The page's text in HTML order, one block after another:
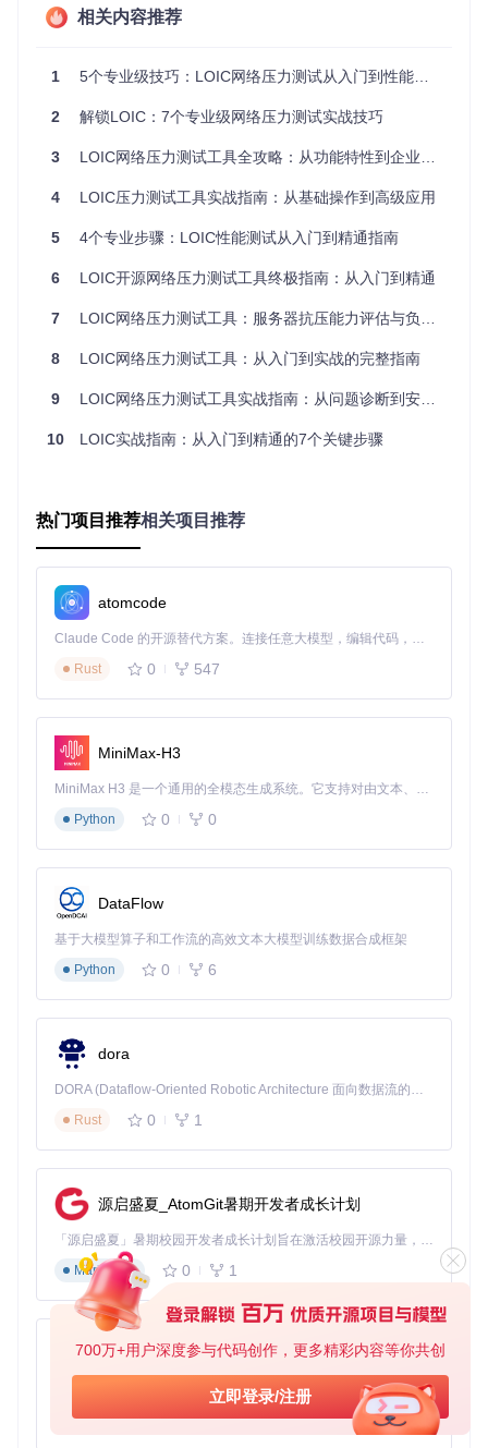
700万+用户深度参与代码创作，更多精彩内容等你共创
立即登录/注册
Hivemind功能允许将多个LOIC客户端连接到IRC服务器，实现
远程集中控制。这种分布式架构可以将测试压力分散到多台设
统一管理和协调。
目标管理模块：灵活定位测试对象
65535）和超时控制。目标管理系统还包含DNS缓存机制，可
内置实时监控面板，显示当前连接状态、请求成功率、网络流
量和系统资源使用情况。通过直观的图表展示，用户可以实时
掌握测试进展和系统响应状况，及时调整测试参数。
应用测试到企业级服务器的负载能力评估，都能提供可靠的测
能承受正常流量3-5倍的访问压力。
配置步骤：
启动LOIC并切换到HTTP模式
输入目标URL和测试端口（通常为80或443）
设置并发线程数为50（根据服务器配置调整）
配置请求间隔时间为100ms
设置测试持续时间为10分钟
注意事项
测试前需确认已获得目标服务器的测试授权
应用场景
：企业防火墙在遭受DDoS攻击时的防护能力评估，
验证其流量过滤和连接限制功能。
配置步骤：
配置数据包大小为1024字节
设置并发线程数为30
启用随机源IP功能模拟分布式攻击
# 命令行模式启动UDP压力测试
注意事项 ：
确保测试环境与生产环境隔离
提前通知网络管理员，避免触发真实的安全防护机制
测试后需检查防火墙日志，分析防护效果
场景三：API服务接口稳定性测试
：验证RESTful API在高并发请求下的响应时间和错
误率，确保服务质量符合SLA要求。
相关内容推荐
1 5个专业级技巧：LOIC网络压力测试从入门到性能诊断
2 解锁LOIC：7个专业级网络压力测试实战技巧
3 LOIC网络压力测试工具全攻略：从功能特性到企业级性能评估实践
4 LOIC压力测试工具实战指南：从基础操作到高级应用
5 4个专业步骤：LOIC性能测试从入门到精通指南
6 LOIC开源网络压力测试工具终极指南：从入门到精通
7 LOIC网络压力测试工具：服务器抗压能力评估与负载测试实战指南
8 LOIC网络压力测试工具：从入门到实战的完整指南
9 LOIC网络压力测试工具实战指南：从问题诊断到安全测试的完整路径
10 LOIC实战指南：从入门到精通的7个关键步骤
热门项目推荐相关项目推荐
atomcode
Claude Code 的开源替代方案。连接任意大模型，编辑代码，运行命令，自动验证 — 全自动执行。用 Rust 构建，极致性能。 ｜ An open-source alternative to Claude Code. Connect any LLM, edit code, run commands, and verify changes — autonomously. Built in Rust for speed. Get Started
Rust
0 547
MiniMax-H3
MiniMax H3 是一个通用的全模态生成系统。它支持对由文本、图像、视频和音频组成的多模态上下文进行统一理解，并能生成分辨率高达 2K、时长可达 15 秒的带原生立体声音频的视频。得益于面向任务泛化的系统设计，H3 在预训练阶段就已具备广泛的多模态上下文理解与生成能力，能够出色地执行复杂的多模态指令。
Python
0 0
DataFlow
基于大模型算子和工作流的高效文本大模型训练数据合成框架
Python
0 6
dora
DORA (Dataflow-Oriented Robotic Architecture 面向数据流的机器人架构) 是为 AI 与具身智能机器人打造的高性能开发框架，以数据流范式重构开发逻辑，原生支持分布式部署与端边云协同 —— 无需复杂适配，即可实现一体端到端具身大小脑、VLA等模型部署，无缝衔接感知、推理、控制全链路，让 AI 能力与机器人动作深度融合。 依托 Rust 内核与零拷贝通信技术，它将具身大小脑、VLA等模型推理、多模态数据融合延迟压缩至微秒级，同时兼容 ROS2 生态与国产 AI 芯片，彻底降低具身智能机器人的开发门槛，让分布式部署下的 AI 赋能创新更高效、更灵活。
Rust
0 1
源启盛夏_AtomGit暑期开发者成长计划
「源启盛夏」暑期校园开发者成长计划旨在激活校园开源力量，通过积分激励、认证扶持、资源倾斜等形式，引导高校组织和开发者完成「入驻 — 建项目 — 做贡献 — 获认证 — 得资源」的完整闭环。无论你是想带领社团入驻平台的组织者，还是希望用代码贡献证明自己的开发者，都能在这里找到属于你的成长路径。
Markdown
0 1
py-xiaozhi
基于Python的Xiaozhi AI，适用于想要完整Xiaozhi体验而无需拥有专用硬件的用户。
Python
0 1